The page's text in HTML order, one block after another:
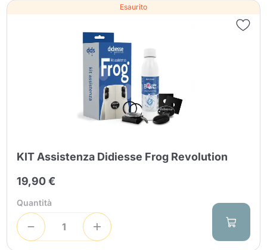
Esaurito
KIT Assistenza Didiesse Frog Revolution
19,90 €
Quantità